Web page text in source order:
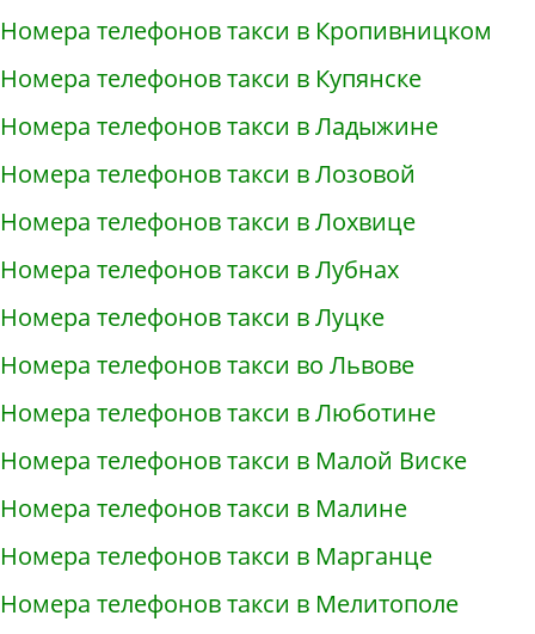
Номера телефонов такси в Кропивницком
Номера телефонов такси в Купянске
Номера телефонов такси в Ладыжине
Номера телефонов такси в Лозовой
Номера телефонов такси в Лохвице
Номера телефонов такси в Лубнах
Номера телефонов такси в Луцке
Номера телефонов такси во Львове
Номера телефонов такси в Люботине
Номера телефонов такси в Малой Виске
Номера телефонов такси в Малине
Номера телефонов такси в Марганце
Номера телефонов такси в Мелитополе